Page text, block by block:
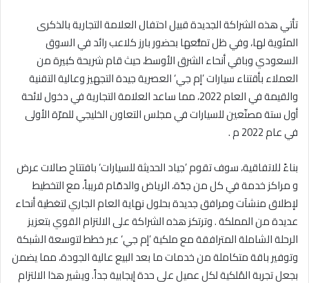
تأتي هذه الشراكة الجديدة قبيل احتفال العلامة التجارية بالذكرى
المئوية لها، وفي ظل تمتُّعها بحضور بارز كلاعب رائد في السوق
السعودي وباقي أنحاء الشرق الأوسط، حيث قام شريحة كبيرة من
العملاء بأقتناء سيارات ’إم جي‘ العصرية جيدة التجهيز وعالية التقنية
والقيمة في العام 2022، مما ساعد العلامة التجارية في دخول لائحة
أول ستة مصنّعين للسيارات في مجلس التعاون الخليجي للمرّة الأولى
في عام 2022 م .
بناءً للاتفاقية، سوف تقوم ’جياد الحديثة للسيارات‘ بافتتاح صالات عرض
و مراكز خدمة في كل من جدّة، الرياض والدمّام قريباً، مع التخطيط
لإطلاق منشآت ومرافق جديدة بحلول نهاية العام الجاري لتغطية أنحاء
عديدة من المملكة . وترتكز هذه الشراكة على الالتزام القوي بتعزيز
الرحلة الشاملة المترافقة مع ملكية ’إم جي‘ عبر خطط لتوسعة الشبكة
وتوفير باقة متكاملة من خدمات ما بعد البيع عالية الجودة، مما يضمن
بجعل تجربة المُلكية لكل عميل على حدة إيجابية جداً. ويشير هذا الالتزام